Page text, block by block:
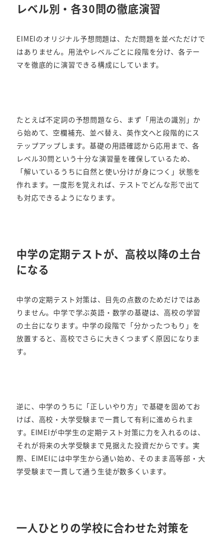
レベル別・各30問の徹底演習
EIMEIのオリジナル予想問題は、ただ問題を並べただけで
はありません。用法やレベルごとに段階を分け、各テー
マを徹底的に演習できる構成にしています。
たとえば不定詞の予想問題なら、まず「用法の識別」か
ら始めて、空欄補充、並べ替え、英作文へと段階的にス
テップアップします。基礎の用語確認から応用まで、各
レベル30問という十分な演習量を確保しているため、
「解いているうちに自然と使い分けが身につく」状態を
作れます。一度形を覚えれば、テストでどんな形で出て
も対応できるようになります。
中学の定期テストが、高校以降の土台
になる
中学の定期テスト対策は、目先の点数のためだけではあ
りません。中学で学ぶ英語・数学の基礎は、高校の学習
の土台になります。中学の段階で「分かったつもり」を
放置すると、高校でさらに大きくつまずく原因になりま
す。
逆に、中学のうちに「正しいやり方」で基礎を固めてお
けば、高校・大学受験まで一貫して有利に進められま
す。EIMEIが中学生の定期テスト対策に力を入れるのは、
それが将来の大学受験まで見据えた投資だからです。実
際、EIMEIには中学生から通い始め、そのまま高等部・大
学受験まで一貫して通う生徒が数多くいます。
一人ひとりの学校に合わせた対策を